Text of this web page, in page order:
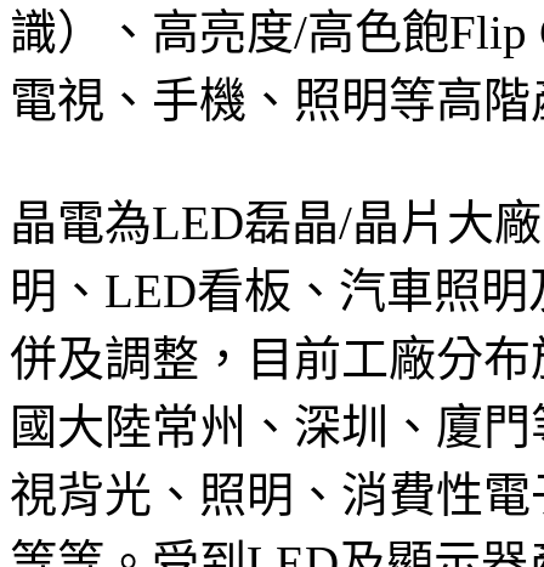
識）、高亮度/高色飽Flip
電視、手機、照明等高
晶電為LED磊晶/晶片大
明、LED看板、汽車照
併及調整，目前工廠分
國大陸常州、深圳、廈
視背光、照明、消費性